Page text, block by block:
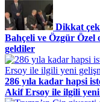
Dikkat
Bahçeli ve Özgür
geldiler
286 yıla kadar hapsi
Akif Ersoy ile ilgili yeni